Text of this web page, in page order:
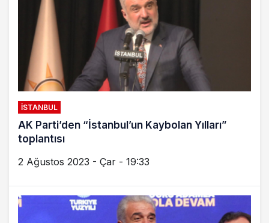
İSTANBUL
AK Parti’den “İstanbul’un Kaybolan Yılları”
toplantısı
2 Ağustos 2023 - Çar - 19:33